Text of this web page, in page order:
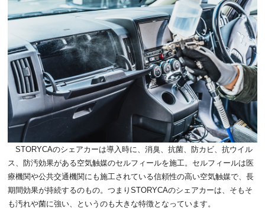
STORYCAのシェアカーは導入時に、消臭、抗菌、防カビ、抗ウイル
ス、防汚効果がある空気触媒のセルフィールを施工。セルフィールは医
療機関や公共交通機関にも施工されている信頼性の高い空気触媒で、長
期間効果が持続するのもの。つまりSTORYCAのシェアカーは、そもそ
も汚れや菌に強い、というのも大きな特徴となっています。